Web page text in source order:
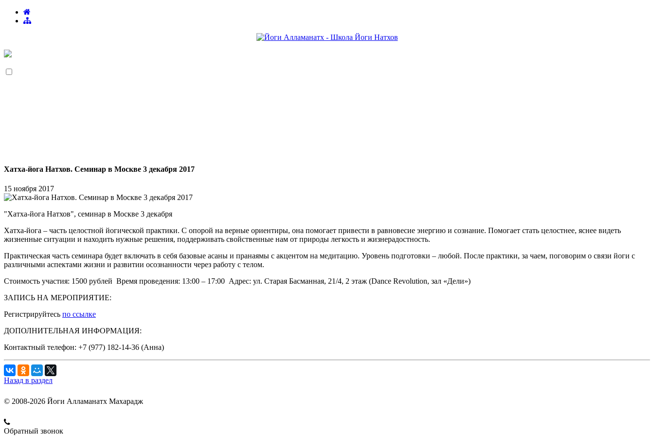
Хатха-йога Натхов. Семинар в Москве 3 декабря 2017
15 ноября 2017
"Хатха-йога Натхов", семинар в Москве 3 декабря
Хатха-йога – часть целостной йогической практики. С опорой на верные ориентиры, она помогает привести в равновесие энергию и сознание. Помогает стать целостнее, яснее видеть
жизненные ситуации и находить нужные решения, поддерживать свойственные нам от природы легкость и жизнерадостность.
Практическая часть семинара будет включать в себя базовые асаны и пранаямы с акцентом на медитацию. Уровень подготовки – любой. После практики, за чаем, поговорим о связи йоги с
различными аспектами жизни и развитии осознанности через работу с телом.
Стоимость участия: 1500 рублей Время проведения: 13:00 – 17:00 Адрес: ул. Старая Басманная, 21/4, 2 этаж (Dance Revolution, зал «Дели»)
ЗАПИСЬ НА МЕРОПРИЯТИЕ:
Регистрируйтесь по ссылке
ДОПОЛНИТЕЛЬНАЯ ИНФОРМАЦИЯ:
Контактный телефон: +7 (977) 182-14-36 (Анна)
Назад в раздел
© 2008-2026 Йоги Алламанатх Махарадж
Обратный звонок